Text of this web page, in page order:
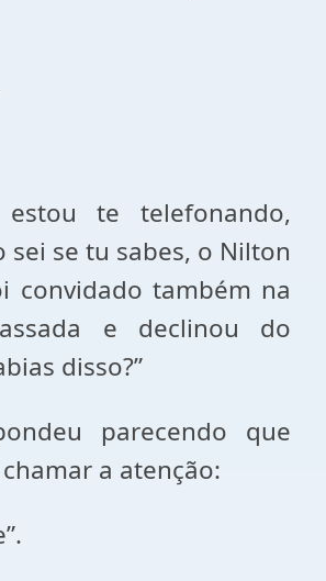
te telefonando,
sei se tu sabes, o Nilton
convidado também na
e declinou do
disso?”
parecendo que
a atenção: